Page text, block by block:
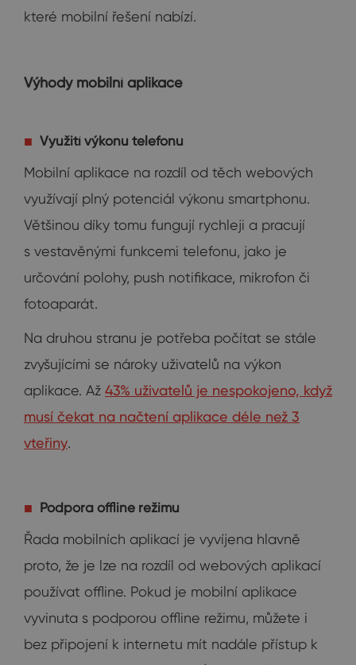
které mobilní řešení nabízí.
Výhody mobilní aplikace
Využití výkonu telefonu
Mobilní aplikace na rozdíl od těch webových
využívají plný potenciál výkonu smartphonu.
Většinou díky tomu fungují rychleji a pracují
s vestavěnými funkcemi telefonu, jako je
určování polohy, push notifikace, mikrofon či
fotoaparát.
Na druhou stranu je potřeba počítat se stále
zvyšujícími se nároky uživatelů na výkon
aplikace. Až 43% uživatelů je nespokojeno, když
musí čekat na načtení aplikace déle než 3
vteřiny.
Podpora offline režimu
Řada mobilních aplikací je vyvíjena hlavně
proto, že je lze na rozdíl od webových aplikací
používat offline. Pokud je mobilní aplikace
vyvinuta s podporou offline režimu, můžete i
bez připojení k internetu mít nadále přístup k